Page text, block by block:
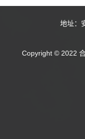
地址：
Copyright © 2022